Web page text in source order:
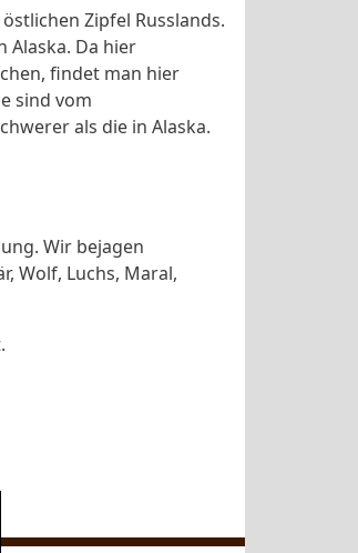
Zipfel Russlands.
Alaska. Da hier
findet man hier
sind vom
als die in Alaska.
Wir bejagen
Wolf, Luchs, Maral,